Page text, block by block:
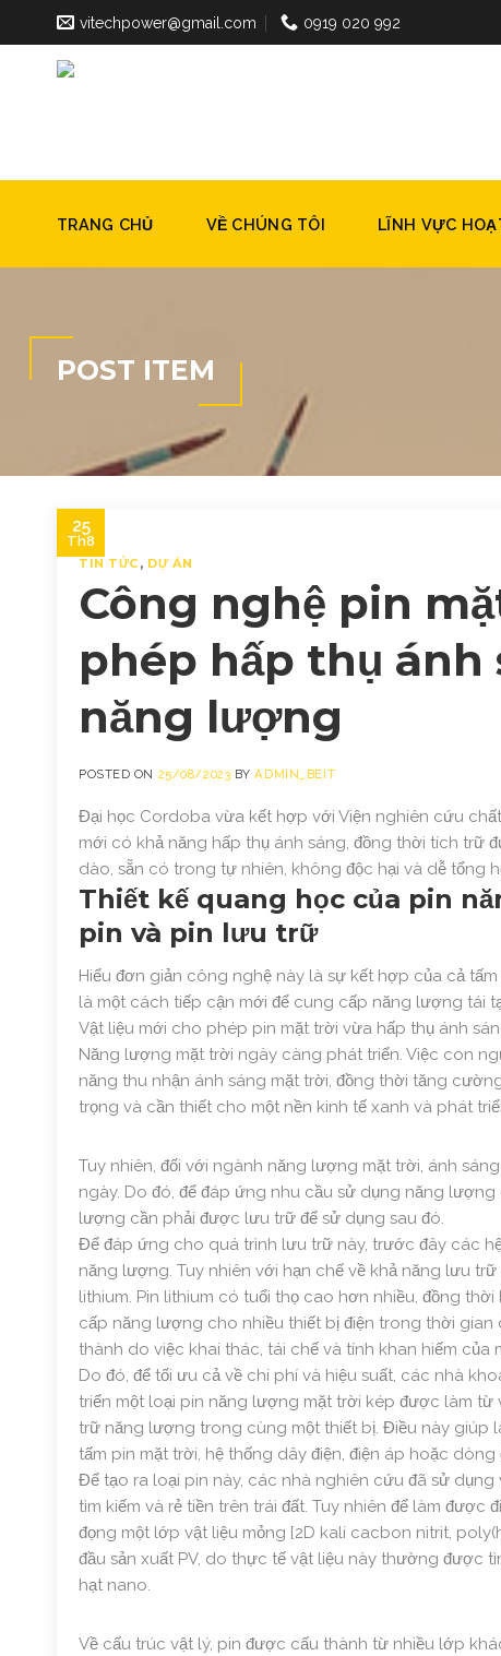
to
content
vitechpower@gmail.com 0919 020 992
TRANG CHỦ VỀ CHÚNG TÔI LĨNH VỰC
POST ITEM
25
Th8
TIN TỨC, DỰ ÁN
Công nghệ pin
phép hấp thụ
năng lượng
POSTED ON 25/08/2023 BYADMIN_BEIT
Đại học Cordoba vừa kết hợp với Viện nghiên cứu
mới có khả năng hấp thụ ánh sáng, đồng thời tích trữ
dào, sẵn có trong tự nhiên, không độc hại và dễ tổng
Thiết kế quang học của pin
pin và pin lưu trữ
Hiểu đơn giản công nghệ này là sự kết hợp của cả
là một cách tiếp cận mới để cung cấp năng lượng tái
Vật liệu mới cho phép pin mặt trời vừa hấp thụ ánh
Năng lượng mặt trời ngày càng phát triển. Việc con
năng thu nhận ánh sáng mặt trời, đồng thời tăng
trọng và cần thiết cho một nền kinh tế xanh và phát
Tuy nhiên, đối với ngành năng lượng mặt trời, ánh
ngày. Do đó, để đáp ứng nhu cầu sử dụng năng
lượng cần phải được lưu trữ để sử dụng sau đó.
Để đáp ứng cho quá trình lưu trữ này, trước đây các
năng lượng. Tuy nhiên với hạn chế về khả năng lưu
lithium. Pin lithium có tuổi thọ cao hơn nhiều, đồng
cấp năng lượng cho nhiều thiết bị điện trong thời
thành do việc khai thác, tái chế và tính khan hiếm của
Do đó, để tối ưu cả về chi phí và hiệu suất, các nhà
triển một loại pin năng lượng mặt trời kép được làm
trữ năng lượng trong cùng một thiết bị. Điều này giúp
tấm pin mặt trời, hệ thống dây điện, điện áp hoặc
Để tạo ra loại pin này, các nhà nghiên cứu đã sử
tìm kiếm và rẻ tiền trên trái đất. Tuy nhiên để làm
đọng một lớp vật liệu mỏng [2D kali cacbon nitrit,
đầu sản xuất PV, do thực tế vật liệu này thường
hạt nano.
Về cấu trúc vật lý, pin được cấu thành từ nhiều lớp